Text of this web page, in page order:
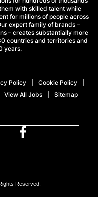
with skilled talent while
for millions of people across
expert family of brands –
– creates substantially more
countries and territories and
years.
Policy Cookie Policy
View All Jobs Sitemap
Reserved.